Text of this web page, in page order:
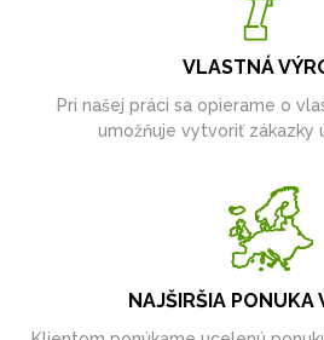
VLASTNÁ
Pri našej práci sa opierame o
umožňuje vytvoriť zákazky
NAJŠIRŠIA PONUKA